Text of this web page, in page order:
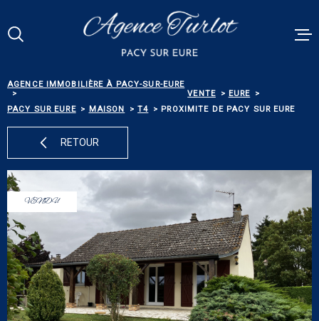
menu
contenu
VENTES
BIENS
ALERTE
NOS
AGENCE IMMOBILIÈRE À PACY-SUR-EURE
VENTE
EURE
PACY SUR EURE
MAISON T4 PROXIMITE DE PACY SUR EURE
RETOUR
VENDU
Votre
RECHERCHE
TYPE
TYPE DE BIEN
Budget
BUDGET